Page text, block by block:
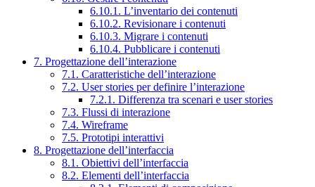
6.10.1. L’inventario dei contenuti
6.10.2. Revisionare i contenuti
6.10.3. Migrare i contenuti
6.10.4. Pubblicare i contenuti
7. Progettazione dell’interazione
7.1. Caratteristiche dell’interazione
7.2. User stories per definire l’interazione
7.2.1. Differenza tra scenari e user stories
7.3. Flussi di interazione
7.4. Wireframe
7.5. Prototipi interattivi
8. Progettazione dell’interfaccia
8.1. Obiettivi dell’interfaccia
8.2. Elementi dell’interfaccia